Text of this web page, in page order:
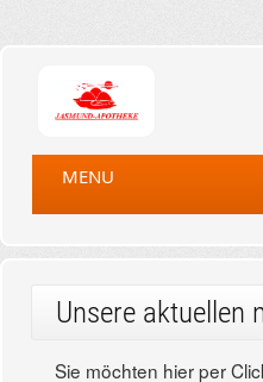
MENU
Unsere aktuellen
Sie möchten hier per